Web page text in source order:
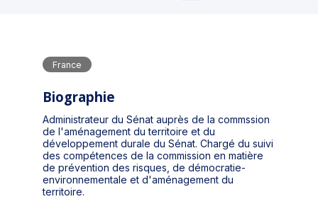
France
Biographie
Administrateur du Sénat auprès de la commssion
de l'aménagement du territoire et du
développement durale du Sénat. Chargé du suivi
des compétences de la commission en matière
de prévention des risques, de démocratie-
environnementale et d'aménagement du
territoire.